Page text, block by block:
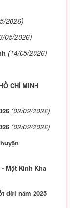
2026)
05/2026)
(14/05/2026)
CHÍ MINH
(02/02/2026)
(02/02/2026)
Một Kinh Kha
đời năm 2025